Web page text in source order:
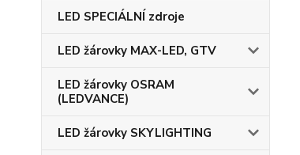
LED SPECIÁLNÍ zdroje
LED žárovky MAX-LED, GTV
LED žárovky OSRAM
(LEDVANCE)
LED žárovky SKYLIGHTING